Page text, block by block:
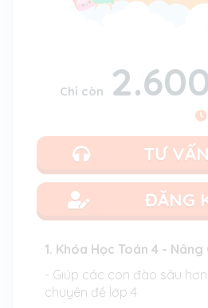
Chỉ còn
TƯ
ĐĂNG
1. Khóa Học Toán 4 - Nâng
- Giúp các con đào sâu
chuyên đề lớp 4